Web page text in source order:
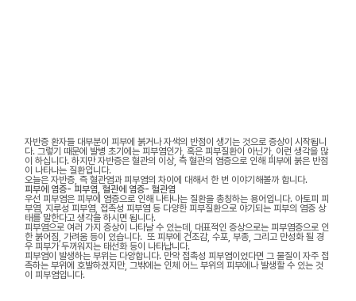
자반증 환자들 대부분이 피부에 붉거나 자색의 반점이 생기는 것으로 증상이 시작됩니
다. 그렇기 때문에 발병 초기에는 피부염인가, 혹은 피부질환이 아닌가, 이런 생각을 많
이 하십니다. 하지만 자반증은 혈관의 이상, 즉 혈관의 염증으로 인해 피부에 붉은 반점
이 나타나는 질환입니다.
오늘은 자반증, 즉 혈관염과 피부염의 차이에 대해서 한 번 이야기해볼까 합니다.
피부에 염증- 피부염, 혈관에 염증- 혈관염
우선 피부염은 피부에 염증으로 인해 나타나는 질환을 총칭하는 용어입니다. 아토피 피
부염, 지루성 피부염, 접촉성 피부염 등 다양한 피부질환으로 야기되는 피부의 염증 상
태를 말한다고 생각을 하시면 됩니다.
피부염으로 여러 가지 증상이 나타날 수 있는데, 대표적인 증상으로는 피부염증으로 인
한 붉어짐, 가려움 등이 있습니다. 또 피부에 건조감, 수포, 부종, 그리고 만성화 될 경
우 피부가 두꺼워지는 태선화 등이 나타납니다.
피부염이 발생하는 부위는 다양합니다. 만약 접촉성 피부염이었다면 그 물질이 자주 접
촉하는 부위에 호발하겠지만, 그밖에는 인체 어느 부위의 피부에나 발생할 수 있는 것
이 피부염입니다.